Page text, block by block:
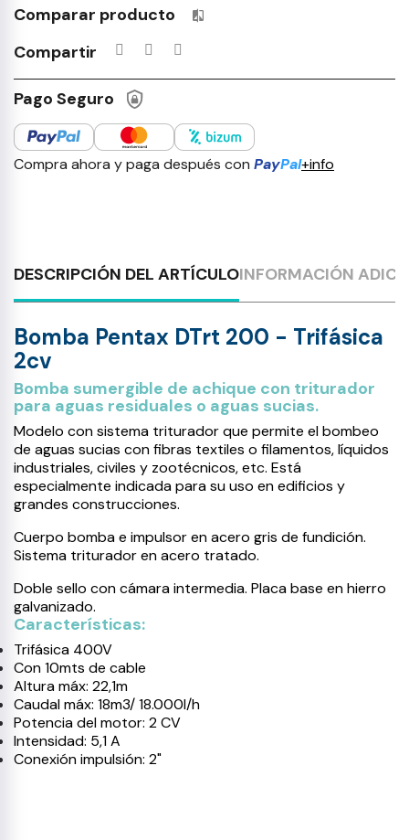
Comparar producto Productos incluidos en tu lista
Compartir
Pago Seguro
Compra ahora y paga después con PayPal+info
DESCRIPCIÓN DEL ARTÍCULOINFORMACIÓN
Bomba Pentax DTrt 200 - Trifásica
2cv
Bomba sumergible de achique con triturador
para aguas residuales o aguas sucias.
Modelo con sistema triturador que permite el bombeo
de aguas sucias con fibras textiles o filamentos, líquidos
industriales, civiles y zootécnicos, etc. Está
especialmente indicada para su uso en edificios y
grandes construcciones.
Cuerpo bomba e impulsor en acero gris de fundición.
Sistema triturador en acero tratado.
Doble sello con cámara intermedia. Placa base en hierro
galvanizado.
Características:
Trifásica 400V
Con 10mts de cable
Altura máx: 22,1m
Caudal máx: 18m3/ 18.000l/h
Potencia del motor: 2 CV
Intensidad: 5,1 A
Conexión impulsión: 2"